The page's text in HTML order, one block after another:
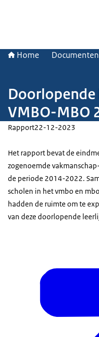
Home Documenten
VMBO-MBO
Rapport22-12-2023
Het rapport bevat de
zogenoemde
de periode 2014-2022.
scholen in het vmbo en
hadden de ruimte om te
van deze doorlopende